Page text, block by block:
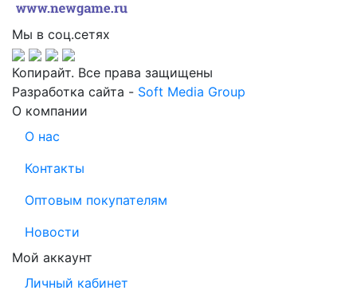
Мы в соц.сетях
Копирайт. Все права защищены
Разработка сайта - Soft Media Group
О компании
О нас
Контакты
Оптовым покупателям
Новости
Мой аккаунт
Личный кабинет